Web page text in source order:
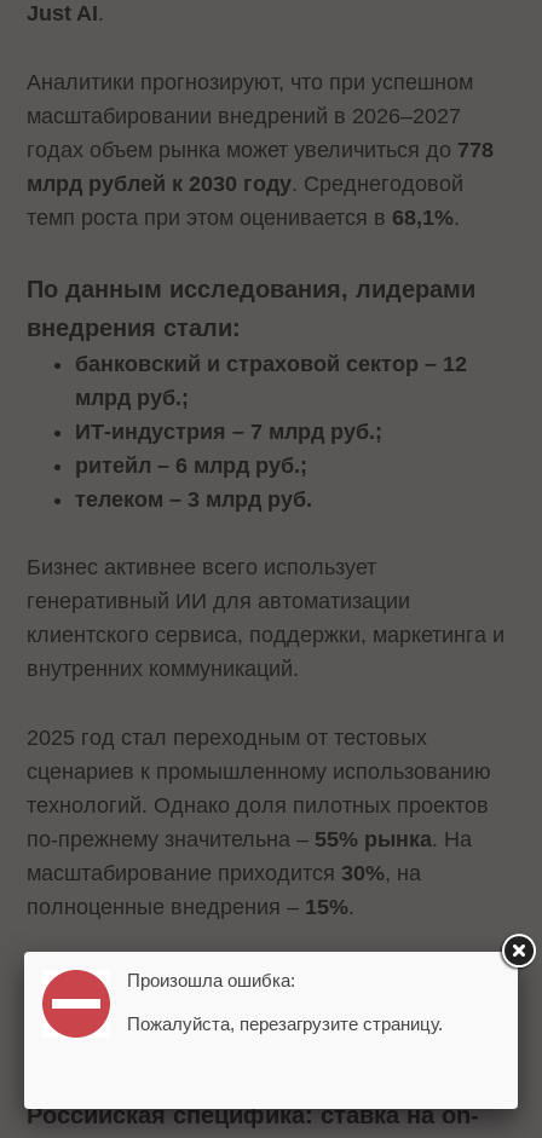
Just AI.
Аналитики прогнозируют, что при успешном
масштабировании внедрений в 2026–2027
годах объем рынка может увеличиться до 778
млрд рублей к 2030 году. Среднегодовой
темп роста при этом оценивается в 68,1%.
По данным исследования, лидерами
внедрения стали:
банковский и страховой сектор – 12
млрд руб.;
ИТ-индустрия – 7 млрд руб.;
ритейл – 6 млрд руб.;
телеком – 3 млрд руб.
Бизнес активнее всего использует
генеративный ИИ для автоматизации
клиентского сервиса, поддержки, маркетинга и
внутренних коммуникаций.
2025 год стал переходным от тестовых
сценариев к промышленному использованию
технологий. Однако доля пилотных проектов
по-прежнему значительна – 55% рынка. На
масштабирование приходится 30%, на
полноценные внедрения – 15%.
Блок бюджетов выглядит так:
пилоты стоят 5–15 млн руб.
расходы на IT-инфраструктуру.
Российская специфика: ставка на on-
Произошла ошибка:
Пожалуйста, перезагрузите страницу.